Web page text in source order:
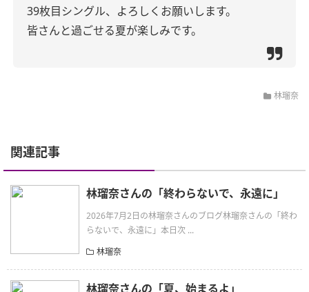
39枚目シングル、よろしくお願いします。
皆さんと過ごせる夏が楽しみです。
林瑠奈
関連記事
林瑠奈さんの「終わらないで、永遠に」
2026年7月2日の林瑠奈さんのブログ林瑠奈さんの「終わ
らないで、永遠に」本日次 ...
林瑠奈
林瑠奈さんの「夏、始まるよ」